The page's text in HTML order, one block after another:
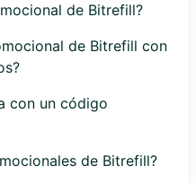
de Bitrefill?
de Bitrefill con
con un código
de Bitrefill?